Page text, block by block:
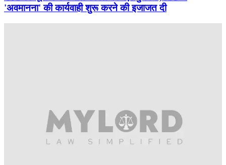
'अवमानना' की कार्यवाही शुरू करने की इजाजत दी